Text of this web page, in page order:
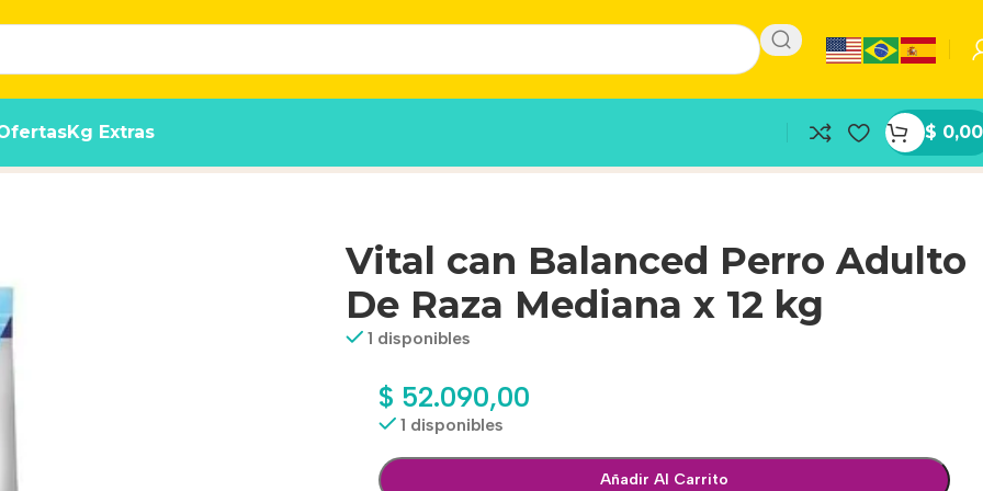
Kg Extras $ 0,00
x 12 kg
Vital can Balanced Perro Adulto
De Raza Mediana x 12 kg
1 disponibles
$ 52.090,00
1 disponibles
Añadir Al Carrito